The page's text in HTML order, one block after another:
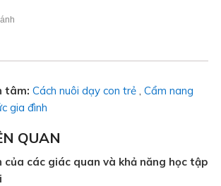
tâm: Cách nuôi dạy con trẻ, Cẩm nang
gia đình
QUAN
của các giác quan và khả năng học tập